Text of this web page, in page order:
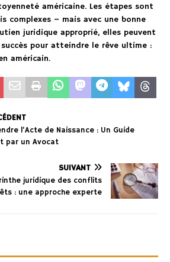
américaine. Les étapes sont
complexes – mais avec une bonne
juridique approprié, elles peuvent
pour atteindre le rêve ultime :
américain.
l’Acte de Naissance : Un Guide
par un Avocat
SUIVANT
juridique des conflits
: une approche experte